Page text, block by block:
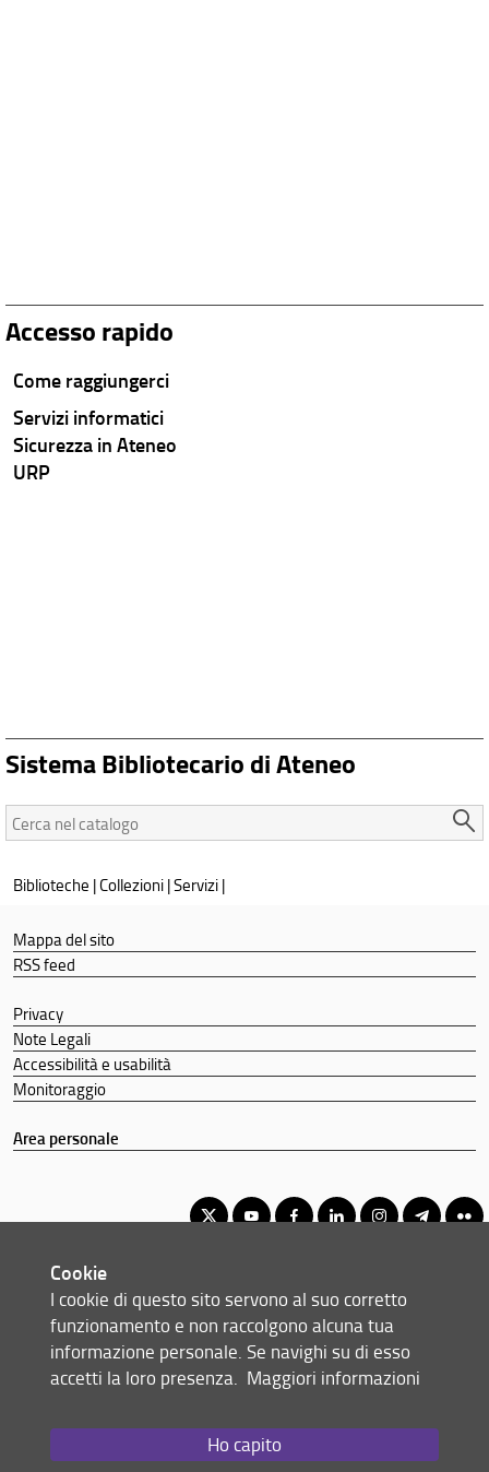
Accesso rapido
Come raggiungerci
Servizi informatici
Sicurezza in Ateneo
URP
Sistema Bibliotecario di Ateneo
Cerca
nel
Biblioteche |Collezioni|Servizi|
Mappa del sito
RSS feed
Privacy
Note Legali
Accessibilità e usabilità
Monitoraggio
Area personale
© Copyright 2012-2026 Università degli Studi di Firenze UNIFI
P.IVA/Cod.Fis 01279680480
Via Laura, 48 - 50121 Firenze (FI)
Email:scuola(AT)st-umaform.unifi.it
Cookie
I cookie di questo sito servono al suo corretto
funzionamento e non raccolgono alcuna tua
informazione personale. Se navighi su di esso
accetti la loro presenza. Maggiori informazioni
Ho capito